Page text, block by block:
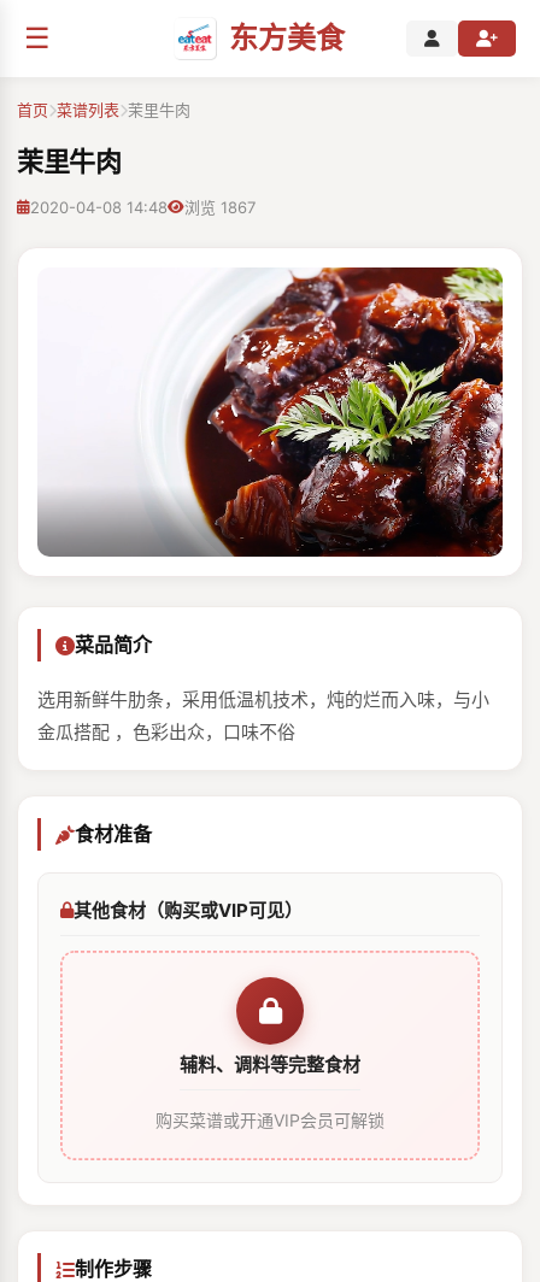
☰ 东方美食
首页 菜谱列表 茉里牛肉
茉里牛肉
2020-04-08 14:48 浏览 1867
菜品简介
选用新鲜牛肋条，采用低温机技术，炖的烂而入味，与小
金瓜搭配 ，色彩出众，口味不俗
食材准备
其他食材（购买或VIP可见）
辅料、调料等完整食材
购买菜谱或开通VIP会员可解锁
制作步骤